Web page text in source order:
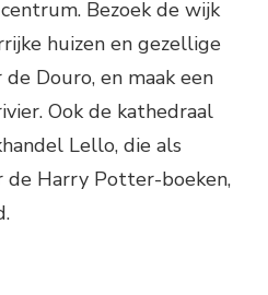
Bezoek de wijk
huizen en gezellige
Douro, en maak een
Ook de kathedraal
Lello, die als
de Harry Potter-boeken,